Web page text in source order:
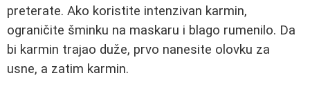
preterate. Ako koristite intenzivan karmin,
ograničite šminku na maskaru i blago rumenilo. Da
bi karmin trajao duže, prvo nanesite olovku za
usne, a zatim karmin.